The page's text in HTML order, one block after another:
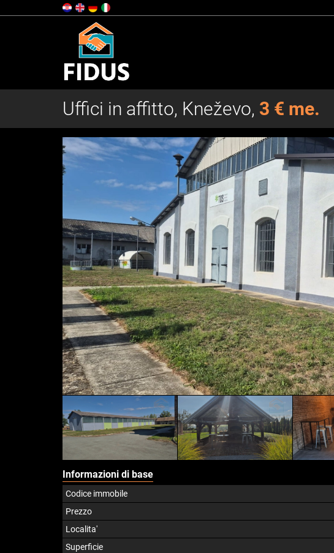
Uffici in affitto, Kneževo, 3 € me.
Informazioni di base
Codice immobile
Prezzo
Localita'
Superficie